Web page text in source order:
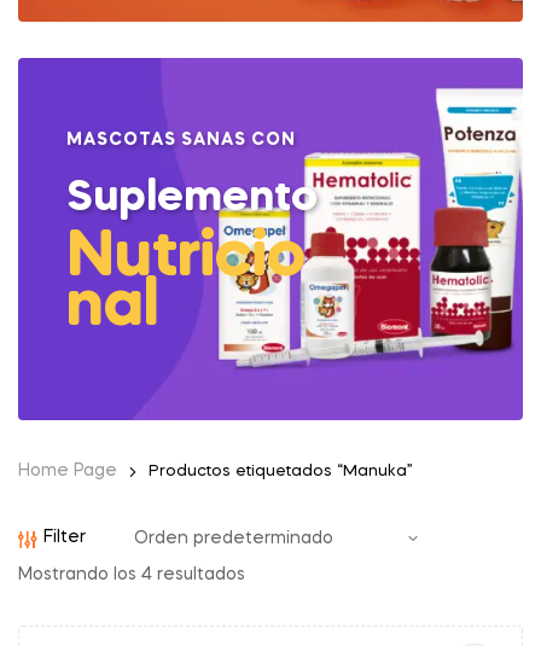
MASCOTAS SANAS CON
Suplemento
Nutricio
nal
Home Page Productos etiquetados “Manuka”
Filter
Mostrando los 4 resultados